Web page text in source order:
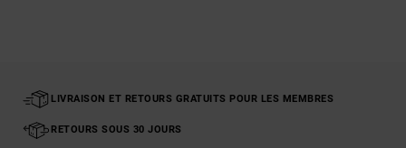
LIVRAISON ET RETOURS GRATUITS POUR LES MEMBRES
RETOURS SOUS 30 JOURS